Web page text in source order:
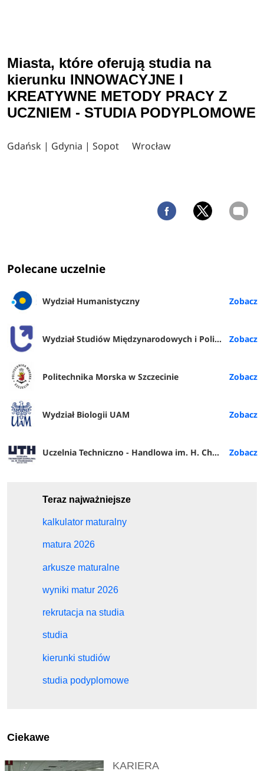
Miasta, które oferują studia na
kierunku INNOWACYJNE I
KREATYWNE METODY PRACY Z
UCZNIEM - STUDIA PODYPLOMOWE
Gdańsk | Gdynia | Sopot Wrocław
Polecane uczelnie
Wydział Humanistyczny
Wydział Studiów Międzynarodowych i Politologicznych UŁ
Politechnika Morska w Szczecinie
Wydział Biologii UAM
Uczelnia Techniczno - Handlowa im. H. Chodkowskiej w Warszawie
Teraz najważniejsze
kalkulator maturalny
matura 2026
arkusze maturalne
wyniki matur 2026
rekrutacja na studia
studia
kierunki studiów
studia podyplomowe
Ciekawe
KARIERA